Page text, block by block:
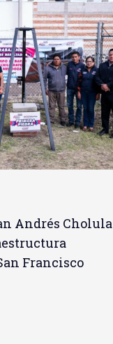
Andrés Cholula
Francisco